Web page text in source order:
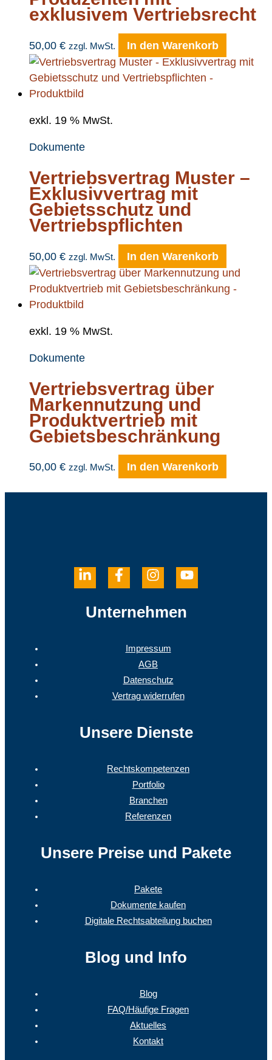
exklusivem Vertriebsrecht
50,00 € zzgl. MwSt. In den Warenkorb
exkl. 19 % MwSt.
Dokumente
Vertriebsvertrag Muster –
Exklusivvertrag mit
Gebietsschutz und
Vertriebspflichten
50,00 € zzgl. MwSt. In den Warenkorb
exkl. 19 % MwSt.
Dokumente
Vertriebsvertrag über
Markennutzung und
Produktvertrieb mit
Gebietsbeschränkung
50,00 € zzgl. MwSt. In den Warenkorb
Unternehmen
Impressum
AGB
Datenschutz
Vertrag widerrufen
Unsere Dienste
Rechtskompetenzen
Portfolio
Branchen
Referenzen
Unsere Preise und Pakete
Pakete
Dokumente kaufen
Digitale Rechtsabteilung buchen
Blog und Info
Blog
FAQ/Häufige Fragen
Aktuelles
Kontakt